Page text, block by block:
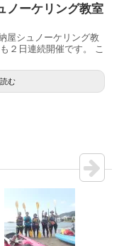
ーケリング教室
屋シュノーケリング教
２日連続開催です。 こ
む